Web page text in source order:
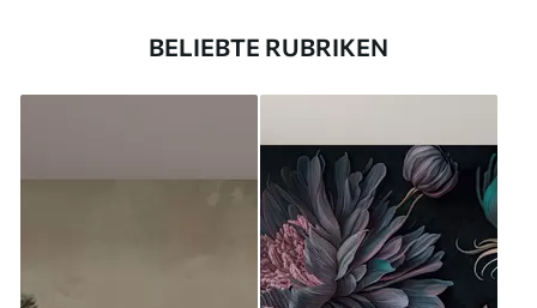
BELIEBTE RUBRIKEN